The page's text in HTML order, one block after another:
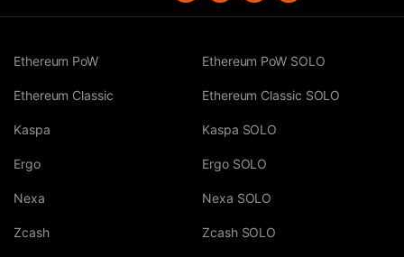
Ethereum PoW
Ethereum Classic
Kaspa
Ergo
Nexa
Zcash
Ethereum PoW SOLO
Ethereum Classic SOLO
Kaspa SOLO
Ergo SOLO
Nexa SOLO
Zcash SOLO